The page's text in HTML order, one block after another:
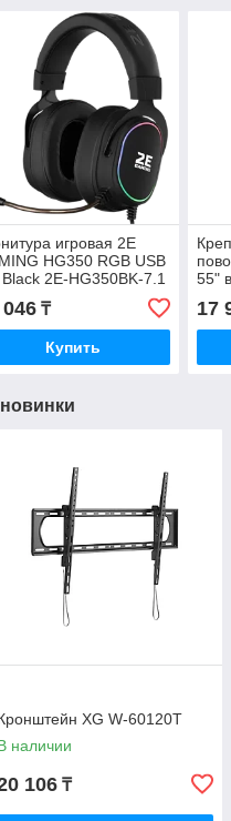
игровая 2E
HG350 RGB USB
2E-HG350BK-7.1
₸
Купить
55"
17
XG W-60120T
наличии
106 ₸